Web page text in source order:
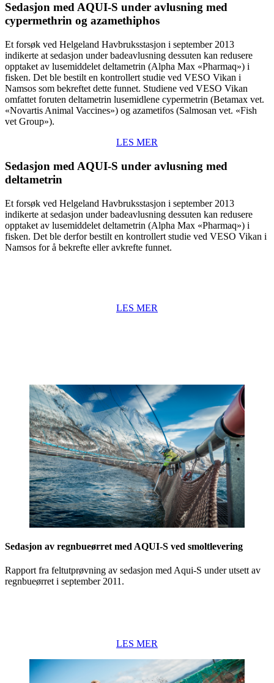
Sedasjon med AQUI-S under avlusning med
cypermethrin og azamethiphos
Et forsøk ved Helgeland Havbruksstasjon i september 2013
indikerte at sedasjon under badeavlusning dessuten kan redusere
opptaket av lusemiddelet deltametrin (Alpha Max «Pharmaq») i
fisken. Det ble bestilt en kontrollert studie ved VESO Vikan i
Namsos som bekreftet dette funnet. Studiene ved VESO Vikan
omfattet foruten deltametrin lusemidlene cypermetrin (Betamax vet.
«Novartis Animal Vaccines») og azametifos (Salmosan vet. «Fish
vet Group»).
LES MER
Sedasjon med AQUI-S under avlusning med
deltametrin
Et forsøk ved Helgeland Havbruksstasjon i september 2013
indikerte at sedasjon under badeavlusning dessuten kan redusere
opptaket av lusemiddelet deltametrin (Alpha Max «Pharmaq») i
fisken. Det ble derfor bestilt en kontrollert studie ved VESO Vikan i
Namsos for å bekrefte eller avkrefte funnet.
LES MER
Sedasjon av regnbueørret med AQUI-S ved smoltlevering
Rapport fra feltutprøvning av sedasjon med Aqui-S under utsett av
regnbueørret i september 2011.
LES MER